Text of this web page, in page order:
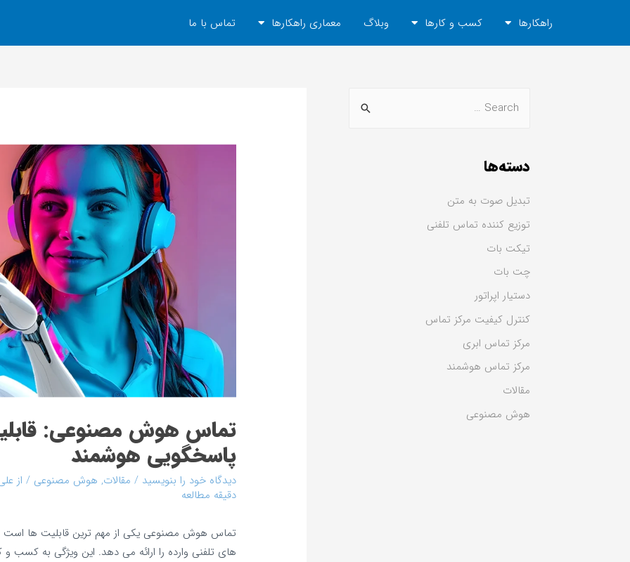
راهکارها کسب و کارها وبلاگ معماری راهکارها تماس با ما
دسته‌ها
تبدیل صوت به متن
توزیع کننده تماس تلفنی
تیکت بات
چت بات
دستیار اپراتور
کنترل کیفیت مرکز تماس
مرکز تماس ابری
مرکز تماس هوشمند
مقالات
هوش مصنوعی
تماس هوش مصنوعی:
پاسخگویی هوشمند
دیدگاه‌ خود را بنویسید / مقالات, هوش مصنوعی / از
دقیقه مطالعه
تماس هوش مصنوعی یکی از مهم‌ ترین قابلیت‌ ها
های تلفنی وارده را ارائه می‌ دهد. این ویژگی به کسب‌